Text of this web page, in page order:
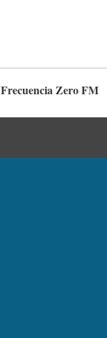
Frecuencia Zero FM